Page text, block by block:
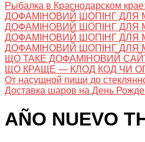
Рыбалка в Краснодарском
ДОФАМІНОВИЙ ШОПІНГ ДЛЯ
ДОФАМІНОВИЙ ШОПІНГ ДЛЯ
ДОФАМІНОВИЙ ШОПІНГ ДЛЯ
ДОФАМІНОВИЙ ШОПІНГ ДЛЯ
ЩО ТАКЕ ДОФАМІНОВИЙ
ЩО КРАЩЕ — КЛОД КОД ЧИ
От насущной пищи до
Доставка шаров на День
AÑO NUEVO